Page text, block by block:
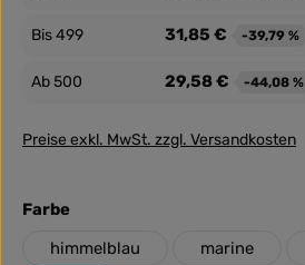
Bis499 31,85 € -39,79 %
Ab500 29,58 € -44,08 %
Preise exkl. MwSt. zzgl. Versandkosten
Farbeauswählen
himmelblau
marine